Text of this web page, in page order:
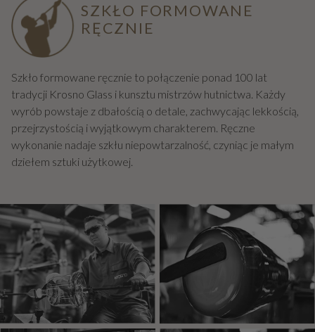
SZKŁO FORMOWANE
RĘCZNIE
Szkło formowane ręcznie to połączenie ponad 100 lat
tradycji Krosno Glass i kunsztu mistrzów hutnictwa. Każdy
wyrób powstaje z dbałością o detale, zachwycając lekkością,
przejrzystością i wyjątkowym charakterem. Ręczne
wykonanie nadaje szkłu niepowtarzalność, czyniąc je małym
dziełem sztuki użytkowej.